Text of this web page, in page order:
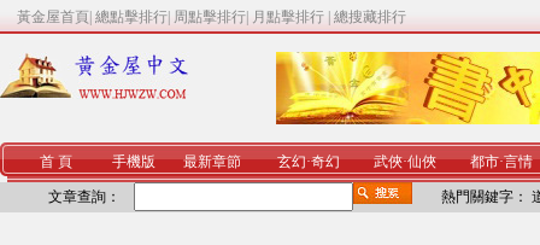
黃金屋首頁 總點擊排行 周點擊排行 月點擊排行 總搜藏排行
首 頁 手機版 最新章節 玄幻·奇幻 武俠·仙俠 都市·言情
文章查詢： 熱門關鍵字：